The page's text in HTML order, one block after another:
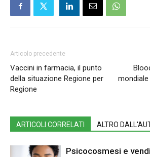
Articolo precedente
Vaccini in farmacia, il punto
della situazione Regione per
Regione
ARTICOLI CORRELATI ALTRO
Psicocosmesi e